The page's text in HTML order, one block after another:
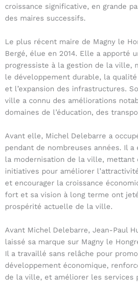
croissance significative, en grande
des maires successifs.
Le plus récent maire de Magny le
Bergé, élue en 2014. Elle a apporté
progressiste à la gestion de la ville,
le développement durable, la
et l’expansion des infrastructures.
ville a connu des améliorations
domaines de l’éducation, des
Avant elle, Michel Delebarre a
pendant de nombreuses années. Il
la modernisation de la ville, mettant
initiatives pour améliorer
et encourager la croissance
fort et sa vision à long terme ont
prospérité actuelle de la ville.
Avant Michel Delebarre, Jean-Paul
laissé sa marque sur Magny le
Il a travaillé sans relâche pour
développement économique,
de la ville, et améliorer les services